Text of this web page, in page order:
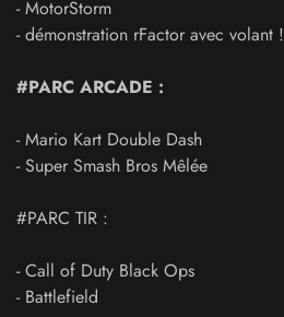
- MotorStorm
- démonstration rFactor avec volant !
#PARC ARCADE :
- Mario Kart Double Dash
- Super Smash Bros Mêlée
#PARC TIR :
- Call of Duty Black Ops
- Battlefield